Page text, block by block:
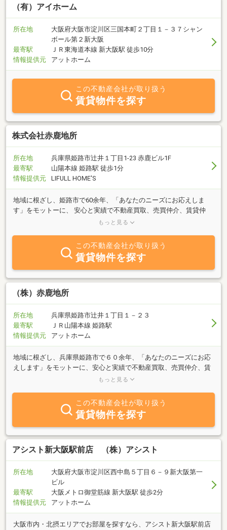
（有）アイホーム
所在地
大阪府大阪市淀川区三国本町２丁目１－３７シャン
ボール第２新大阪
最寄駅
ＪＲ東海道本線 新大阪駅 徒歩10分
情報提供元
アットホーム
この不動産会社が取り扱う
賃貸物件を探す
株式会社赤鹿地所
所在地
兵庫県姫路市辻井１丁目1-23 赤鹿ビル1F
最寄駅
山陽本線 姫路駅 徒歩1分
情報提供元
LIFULL HOME'S
地域に根ざし、姫路市で60余年、「あなたのニーズにお応えしま
す」をモットーに、 安心と実績で不動産買取、売買仲介、賃貸仲
介、賃貸管理等、すべての不動産に関するご相談に応じておりま
もっと見る
この不動産会社が取り扱う
賃貸物件を探す
（株）赤鹿地所
所在地
兵庫県姫路市辻井１丁目１－２３
最寄駅
ＪＲ山陽本線 姫路駅
情報提供元
アットホーム
地域に根ざし、兵庫県姫路市で６０余年、「あなたのニーズにお応
えします」をモットーに、安心と実績で不動産買取、売買仲介、賃
貸仲介、賃貸管理等、すべての不動産に関するご相談に応じており
もっと見る
この不動産会社が取り扱う
賃貸物件を探す
アシスト新大阪駅前店 （株）アシスト
所在地
大阪府大阪市淀川区西中島５丁目６－９新大阪第一
ビル
最寄駅
大阪メトロ御堂筋線 新大阪駅 徒歩2分
情報提供元
アットホーム
大阪市内・北摂エリアでお部屋を探すなら、アシスト新大阪駅前店